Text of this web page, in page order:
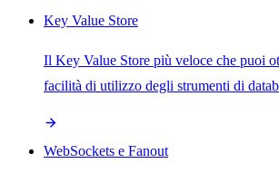
Key Value Store
Il Key Value Store più veloce che puoi
facilità di utilizzo degli strumenti di
WebSockets e Fanout